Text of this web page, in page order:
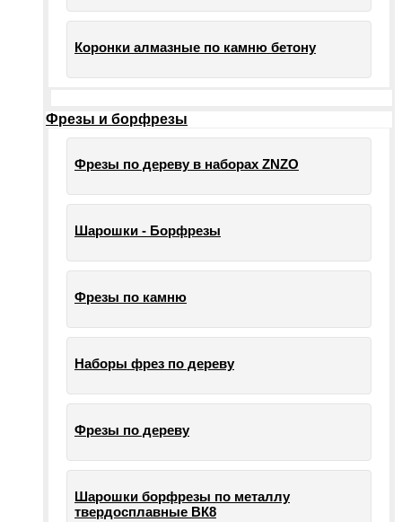
Коронки алмазные по камню бетону
Фрезы и борфрезы
Фрезы по дереву в наборах ZNZO
Шарошки - Борфрезы
Фрезы по камню
Наборы фрез по дереву
Фрезы по дереву
Шарошки борфрезы по металлу
твердосплавные ВК8